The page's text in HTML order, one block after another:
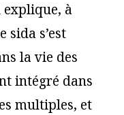
à
sida s’est
la vie des
intégré dans
multiples, et